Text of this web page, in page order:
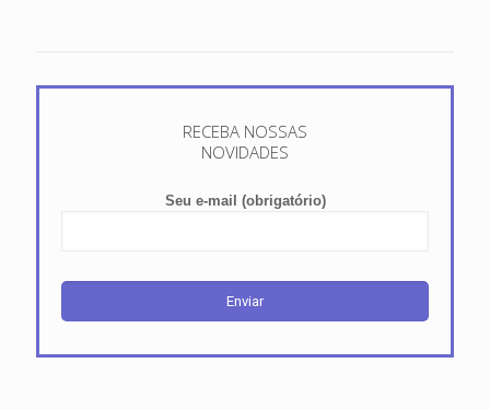
RECEBA NOSSAS
NOVIDADES
Seu e-mail (obrigatório)